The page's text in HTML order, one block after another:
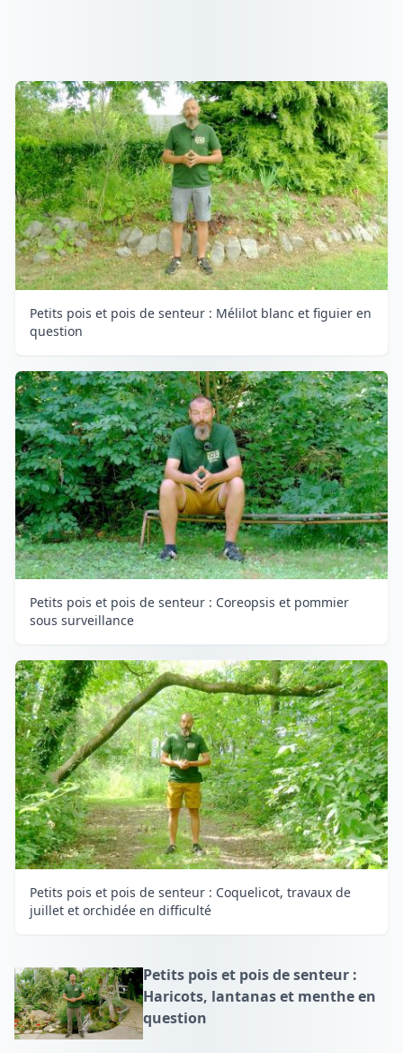
Petits pois et pois de senteur : Mélilot blanc et figuier en
question
Petits pois et pois de senteur : Coreopsis et pommier
sous surveillance
Petits pois et pois de senteur : Coquelicot, travaux de
juillet et orchidée en difficulté
Petits pois et pois de senteur :
Haricots, lantanas et menthe en
question